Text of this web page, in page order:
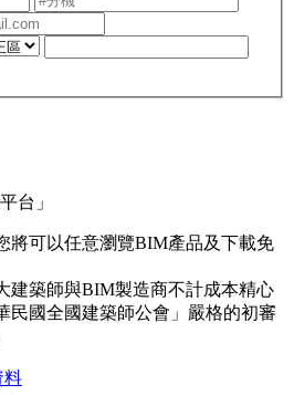
台」
將可以任意瀏覽BIM產品及下載免
建築師與BIM製造商不計成本精心
民國全國建築師公會」嚴格的初審
料